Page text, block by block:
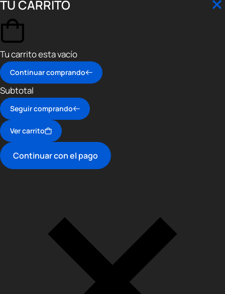
TU CARRITO
Tu carrito esta vacío
Continuar comprando
Subtotal
Seguir comprando
Ver carrito
Continuar con el pago